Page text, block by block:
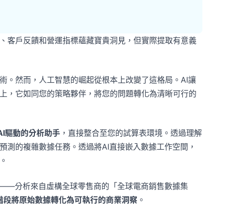
客戶反饋和營運指標蘊藏寶貴洞見，但實際提取有意義
。然而，人工智慧的崛起從根本上改變了這格局。AI讓
，它如同您的策略夥伴，將您的問題轉化為清晰可行的
驅動的分析助手 ，直接整合至您的試算表環境。透過理解
的複雜數據任務。透過將AI直接嵌入數據工作空間，
分析來自虛構全球零售商的「全球電商銷售數據集
段將原始數據轉化為可執行的商業洞察 。